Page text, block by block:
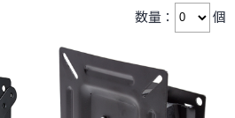
数量： 個